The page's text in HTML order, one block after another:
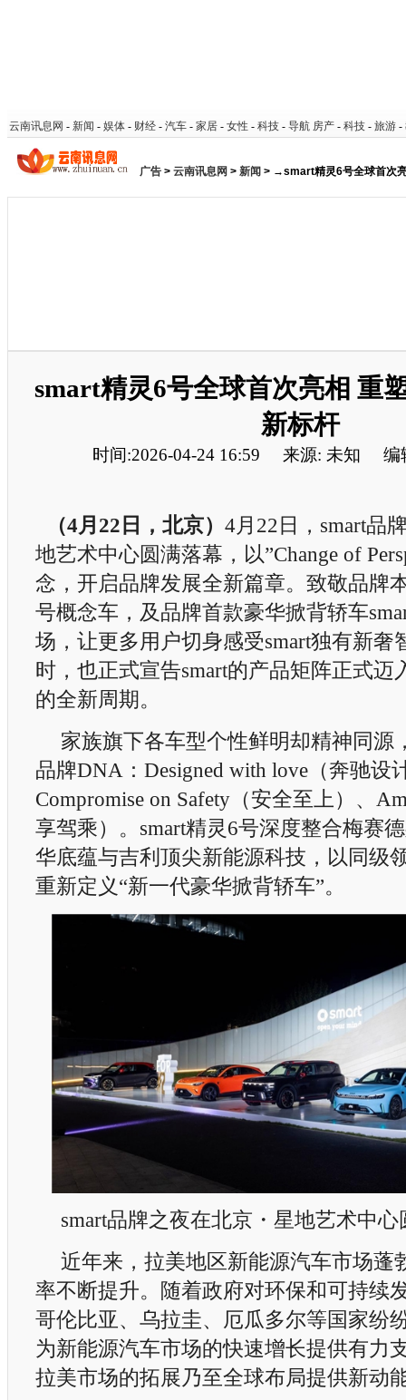
云南讯息网 - 新闻 - 娱体 - 财经 - 汽车 - 家居 - 女性 - 科技 - 导航 房产 - 科技 - 旅游 -
广告> 云南讯息网 > 新闻 > →smart精灵6号全球首次
smart精灵6号全球首次亮相 重
新标杆
时间:2026-04-24 16:59 来源: 未知 编
（4月 22 日，北京） 4月22日，smart品
地艺术中心圆满落幕，以”Change of
念，开启品牌发展全新篇章。致敬品牌
号概念车，及品牌首款豪华掀背轿车
场，让更多用户切身感受smart独有新奢
时，也正式宣告smart的产品矩阵正式迈
的全新周期。
家族旗下各车型个性鲜明却精神同源
品牌DNA：Designed with love（奔驰设
Compromise on Safety（安全至上）、
享驾乘）。smart精灵6号深度整合梅赛
华底蕴与吉利顶尖新能源科技，以同级
重新定义“新一代豪华掀背轿车”。
smart品牌之夜在北京・星地艺术中心
近年来，拉美地区新能源汽车市场蓬
率不断提升。随着政府对环保和可持续
哥伦比亚、乌拉圭、厄瓜多尔等国家纷
为新能源汽车市场的快速增长提供有力
拉美市场的拓展乃至全球布局提供新动